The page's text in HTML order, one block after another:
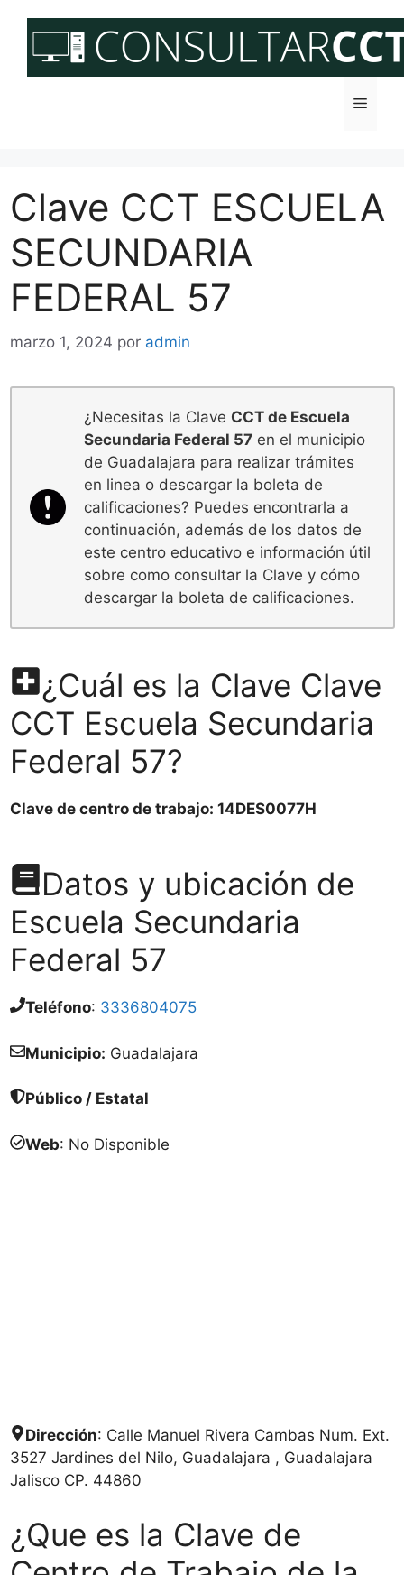
contenido
Menú
Clave CCT ESCUELA
SECUNDARIA
FEDERAL 57
marzo 1, 2024 por admin
¿Necesitas la Clave CCT de Escuela
Secundaria Federal 57 en el municipio
de Guadalajara para realizar trámites
en linea o descargar la boleta de
calificaciones? Puedes encontrarla a
continuación, además de los datos de
este centro educativo e información útil
sobre como consultar la Clave y cómo
descargar la boleta de calificaciones.
¿Cuál es la Clave Clave
CCT Escuela Secundaria
Federal 57?
Clave de centro de trabajo: 14DES0077H
Datos y ubicación de
Escuela Secundaria
Federal 57
Teléfono: 3336804075
Municipio: Guadalajara
Público / Estatal
Web: No Disponible
Dirección: Calle Manuel Rivera Cambas Num. Ext.
3527 Jardines del Nilo, Guadalajara , Guadalajara
Jalisco CP. 44860
¿Que es la Clave de